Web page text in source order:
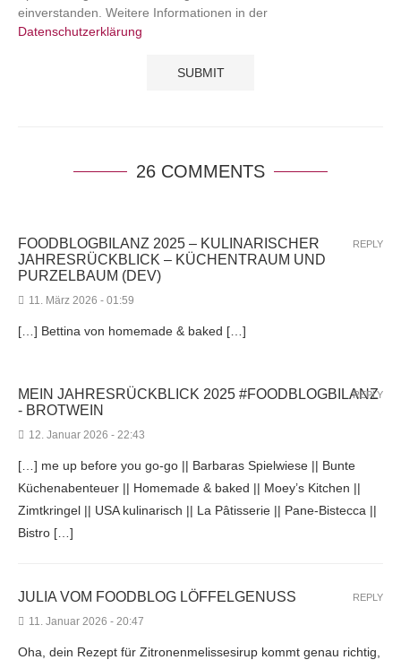
einverstanden. Weitere Informationen in der
Datenschutzerklärung
26 COMMENTS
FOODBLOGBILANZ 2025 – KULINARISCHER
JAHRESRÜCKBLICK – KÜCHENTRAUM UND
PURZELBAUM (DEV)
11. März 2026 - 01:59
[…] Bettina von homemade & baked […]
REPLY
MEIN JAHRESRÜCKBLICK 2025 #FOODBLOGBILANZ
- BROTWEIN
12. Januar 2026 - 22:43
[…] me up before you go-go || Barbaras Spielwiese || Bunte
Küchenabenteuer || Homemade & baked || Moey’s Kitchen ||
Zimtkringel || USA kulinarisch || La Pâtisserie || Pane-Bistecca ||
Bistro […]
REPLY
JULIA VOM FOODBLOG LÖFFELGENUSS
11. Januar 2026 - 20:47
Oha, dein Rezept für Zitronenmelissesirup kommt genau richtig,
REPLY